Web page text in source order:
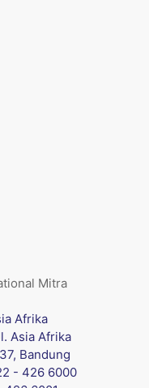
Mitra
Afrika
Asia Afrika
Bandung
- 426 6000